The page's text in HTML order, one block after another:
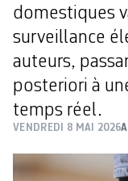
domestiques
surveillance
auteurs,
posteriori à
temps réel.
VENDREDI 8 MAI 2026